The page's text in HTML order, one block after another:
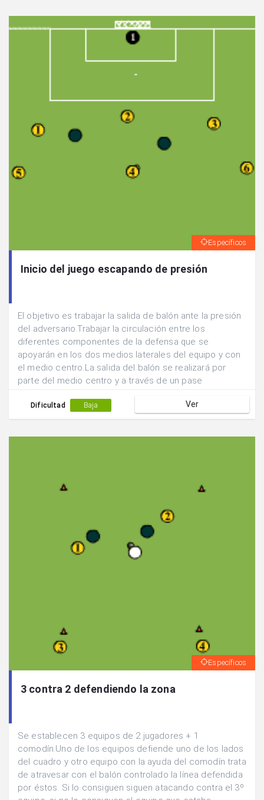
Específicos
Inicio del juego escapando de presión
El objetivo es trabajar la salida de balón ante la presión
del adversario.Trabajar la circulación entre los
diferentes componentes de la defensa que se
apoyarán en los dos medios laterales del equipo y con
el medio centro.La salida del balón se realizará por
parte del medio centro y a través de un pase
Dificultad Baja Ver
Específicos
3 contra 2 defendiendo la zona
Se establecen 3 equipos de 2 jugadores + 1
comodín.Uno de los equipos defiende uno de los lados
del cuadro y otro equipo con la ayuda del comodín trata
de atravesar con el balón controlado la línea defendida
por éstos. Si lo consiguen siguen atacando contra el 3º